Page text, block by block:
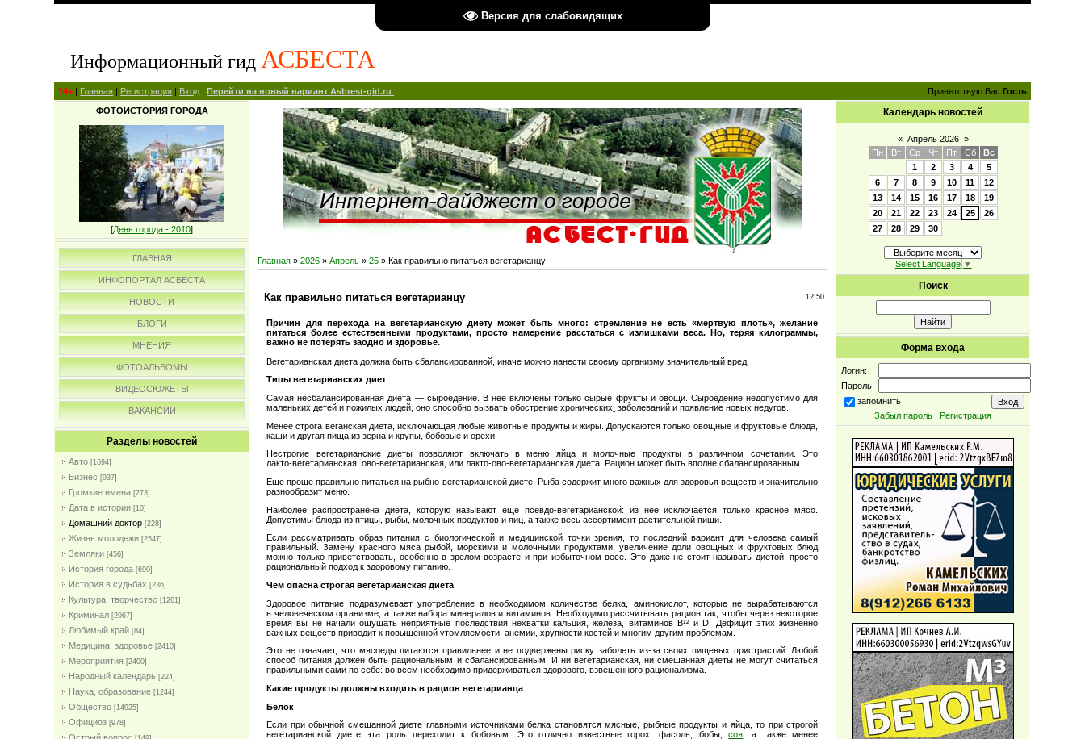
Версия для слабовидящих
Информационный гид АСБЕСТА
14+ | Главная | Регистрация | Вход |Перейти на новый вариант Asbrest-gid.ru Приветствую Вас Гость
ФОТОИСТОРИЯ ГОРОДА
[День города - 2010]
ГЛАВНАЯ
ИНФОПОРТАЛ АСБЕСТА
НОВОСТИ
БЛОГИ
МНЕНИЯ
ФОТОАЛЬБОМЫ
ВИДЕОСЮЖЕТЫ
ВАКАНСИИ
Разделы новостей
Авто [1694]
Бизнес [937]
Громкие имена [273]
Дата в истории [10]
Домашний доктор [228]
Жизнь молодежи [2547]
Земляки [456]
История города [690]
История в судьбах [236]
Культура, творчество [1261]
Криминал [2067]
Любимый край [84]
Медицина, здоровье [2410]
Мероприятия [2400]
Народный календарь [224]
Наука, образование [1244]
Общество [14925]
Официоз [978]
Главная »2026 » Апрель » 25 » Как правильно питаться вегетарианцу
Как правильно питаться вегетарианцу 12:50
Причин для перехода на вегетарианскую диету может быть много: стремление не есть «мертвую плоть», желание
питаться более естественными продуктами, просто намерение расстаться с излишками веса. Но, теряя килограммы,
важно не потерять заодно и здоровье.
Вегетарианская диета должна быть сбалансированной, иначе можно нанести своему организму значительный вред.
Типы вегетарианских диет
Самая несбалансированная диета — сыроедение. В нее включены только сырые фрукты и овощи. Сыроедение недопустимо для
маленьких детей и пожилых людей, оно способно вызвать обострение хронических заболеваний и появление новых недугов.
Менее строга веганская диета, исключающая любые животные продукты и жиры. Допускаются только овощные и фруктовые блюда,
каши и другая пища из зерна и крупы, бобовые и орехи.
Нестрогие вегетарианские диеты позволяют включать в меню яйца и молочные продукты в различном сочетании. Это
лакто-вегетарианская ,ово-вегетарианская , или лакто-ово-вегетарианская диета. Рацион может быть вполне сбалансированным.
Еще проще правильно питаться нарыбно-вегетарианской диете. Рыба содержит много важных для здоровья веществ и значительно
разнообразит меню.
Наиболее распространена диета, которую называют еще псевдо-вегетарианской: из нее исключается только красное мясо.
Допустимы блюда из птицы, рыбы, молочных продуктов и яиц, а также весь ассортимент растительной пищи.
Если рассматривать образ питания с биологической и медицинской точки зрения, то последний вариант для человека самый
правильный. Замену красного мяса рыбой, морскими и молочными продуктами, увеличение доли овощных и фруктовых блюд
можно только приветствовать, особенно в зрелом возрасте и при избыточном весе. Это даже не стоит называть диетой, просто
рациональный подход к здоровому питанию.
Чем опасна строгая вегетарианская диета
Здоровое питание подразумевает употребление в необходимом количестве белка, аминокислот, которые не вырабатываются
в человеческом организме, а также набора минералов и витаминов. Необходимо рассчитывать рацион так, чтобы через некоторое
время вы не начали ощущать неприятные последствия нехватки кальция, железа, витаминов В¹² и D. Дефицит этих жизненно
важных веществ приводит к повышенной утомляемости, анемии, хрупкости костей и многим другим проблемам.
Это не означает, что мясоеды питаются правильнее и не подвержены риску заболеть из-засвоих пищевых пристрастий. Любой
способ питания должен быть рациональным и сбалансированным. И ни вегетарианская, ни смешанная диеты не могут считаться
правильными сами по себе: во всем необходимо придерживаться здорового, взвешенного рационализма.
Какие продукты должны входить в рацион вегетарианца
Белок
Если при обычной смешанной диете главными источниками белка становятся мясные, рыбные продукты и яйца, то при строгой
вегетарианской диете эта роль переходит к бобовым. Это отлично известные горох, фасоль, бобы,соя , а также менее
Календарь новостей
« Апрель 2026 »
Пн
Вт Ср Чт Пт Сб
Вс
1
2 3 4
5
6
7 8 9 10 11
12
13
14 15 16 17 18
19
20
21 22 23 24 25
26
27
28 29 30
Select Language ▼
Поиск
Форма входа
Логин:
Пароль:
запомнить
Забыл пароль | Регистрация